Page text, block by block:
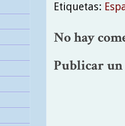
Etiquetas:
No hay
Publicar